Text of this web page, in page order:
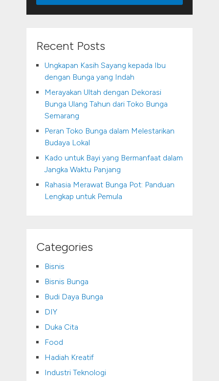
Recent Posts
Ungkapan Kasih Sayang kepada Ibu
dengan Bunga yang Indah
Merayakan Ultah dengan Dekorasi
Bunga Ulang Tahun dari Toko Bunga
Semarang
Peran Toko Bunga dalam Melestarikan
Budaya Lokal
Kado untuk Bayi yang Bermanfaat dalam
Jangka Waktu Panjang
Rahasia Merawat Bunga Pot: Panduan
Lengkap untuk Pemula
Categories
Bisnis
Bisnis Bunga
Budi Daya Bunga
DIY
Duka Cita
Food
Hadiah Kreatif
Industri Teknologi